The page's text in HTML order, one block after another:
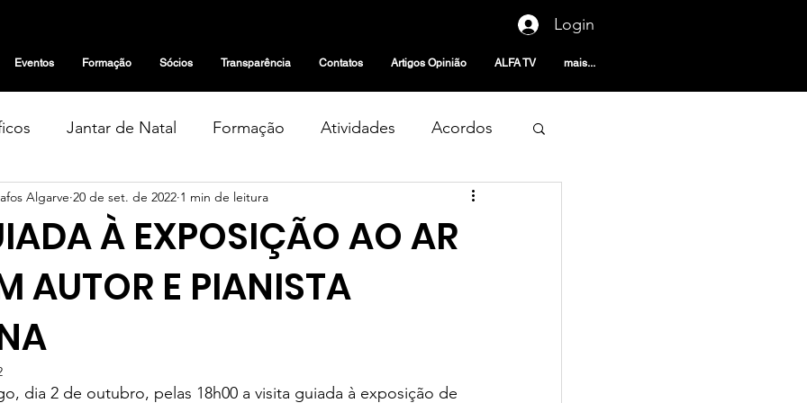
Login
Eventos Formação Sócios Transparência Contatos Artigos Opinião ALFA TV mais...
Jantar de Natal Formação Atividades Acordos
Exposições Eventos
Projetos Notícias Artigos de Opinião
À EXPOSIÇÃO AO AR
AUTOR E PIANISTA
Algarve 20 de set. de 2022 1 min de leitura
dia 2 de outubro, pelas 18h00 a visita guiada à exposição de